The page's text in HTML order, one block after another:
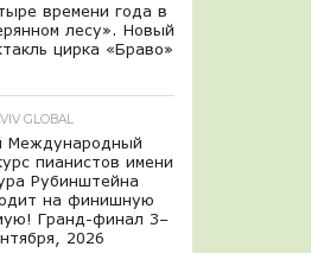
времени года в
лесу». Новый
цирка «Браво»
GLOBAL
Международный
пианистов имени
Рубинштейна
на финишную
Гранд-финал 3–
2026